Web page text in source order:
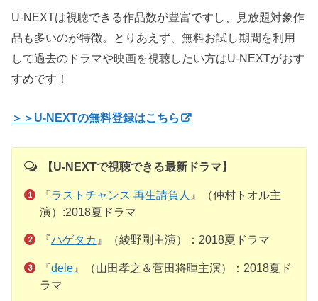
U-NEXTは視聴できる作品数が豊富ですし、見放題対象作
品も多いのが特徴。とりあえず、無料お試し期間を利用
して過去のドラマや映画を視聴したい方はU-NEXTがおす
すめです！
＞＞U-NEXTの無料登録はこちら
【U-NEXTで視聴できる最新ドラマ】
『ラストチャンス 再生請負人 』（仲村トオル主
演）:2018夏ドラマ
『ハゲタカ 』（綾野剛主演）：2018夏ドラマ
『dele』（山田孝之＆菅田将暉主演）：2018夏ド
ラマ